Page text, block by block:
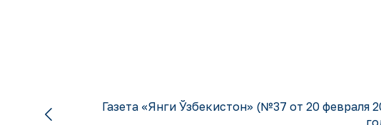
Газета «Янги Ўзбекистон» (№37 от 20 февраля